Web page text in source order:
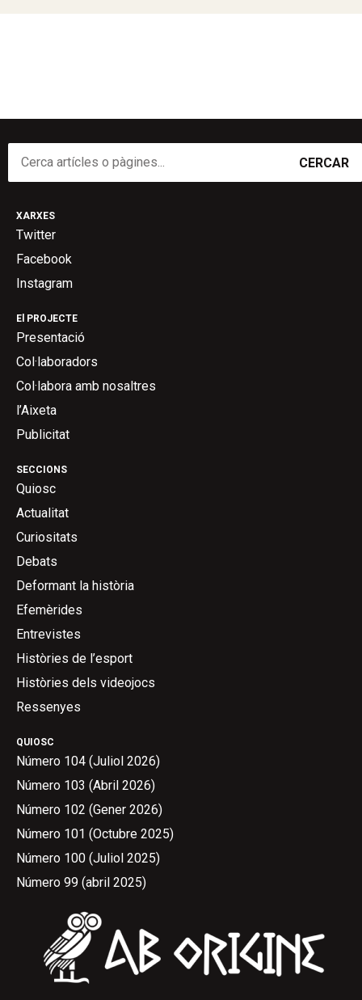
CERCAR
QUIOSC
Número 104 (Juliol 2026)
Número 103 (Abril 2026)
Número 102 (Gener 2026)
Número 101 (Octubre 2025)
Número 100 (Juliol 2025)
Número 99 (abril 2025)
SECCIONS
Quiosc
Actualitat
Curiositats
Debats
Deformant la història
Efemèrides
Entrevistes
Històries de l’esport
Històries dels videojocs
Ressenyes
El PROJECTE
Presentació
Col·laboradors
Col·labora amb nosaltres
l’Aixeta
Publicitat
XARXES
Twitter
Facebook
Instagram